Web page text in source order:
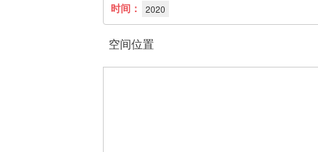
时间： 2020
空间位置